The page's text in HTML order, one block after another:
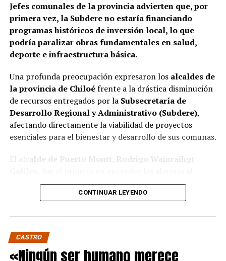
Jefes comunales de la provincia advierten que, por
primera vez, la Subdere no estaría financiando
programas históricos de inversión local, lo que
podría paralizar obras fundamentales en salud,
deporte e infraestructura básica.
Una profunda preocupación expresaron los alcaldes de
la provincia de Chiloéfrente a la drástica disminución
de recursos entregados por la Subsecretaría de
Desarrollo Regional y Administrativo (Subdere),
afectando directamente la viabilidad de proyectos
esenciales para el bienestar y desarrollo de sus comunas.
El alca lde de Puerto Montt, Rodrigo Wainraihgt
denunciar públicamente que la Subdere no cuenta con
fondos para financiar iniciativas del Programa de
Mejoramiento de Barrios (PMB), a pesar de que muchas
ya estaban declaradas elegibles.
historia, la Subdere no tiene recursos para estos
programas fundamentales”, afirmó el edil de la capital
CONTINUAR LEYENDO
CASTRO
«Ningún ser humano merece